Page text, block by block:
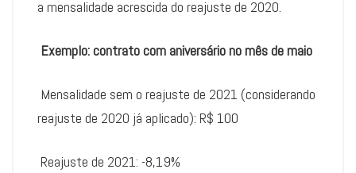
a mensalidade acrescida do reajuste de 2020.
Exemplo: contrato com aniversário no mês de maio
Mensalidade sem o reajuste de 2021 (considerando
reajuste de 2020 já aplicado): R$ 100
Reajuste de 2021: -8,19%